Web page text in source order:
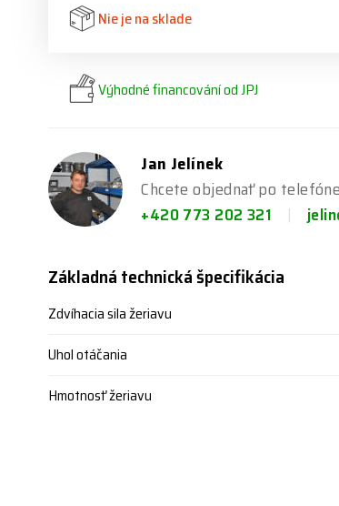
Nie je na sklade
Výhodné financování od JPJ
Jan Jelínek
Chcete objednať po
+420 773 202 321
Základná technická špecifikácia
Zdvíhacia sila žeriavu
Uhol otáčania
Hmotnosť žeriavu